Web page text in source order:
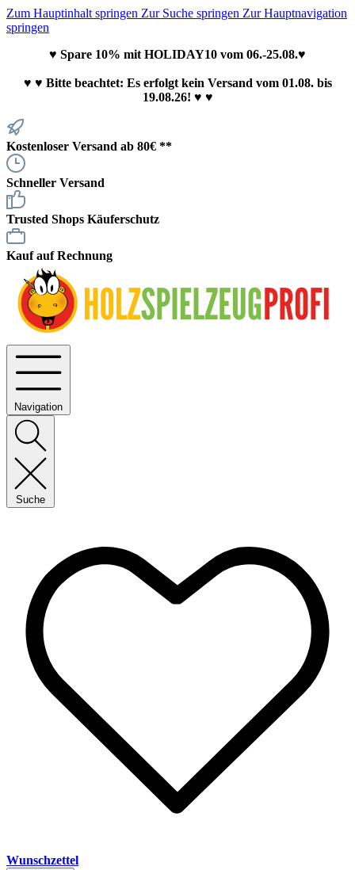
Zum Hauptinhalt springen Zur Suche springen Zur Hauptnavigation
springen
♥ Spare 10% mit HOLIDAY10 vom 06.-25.08.♥
♥ ♥ Bitte beachtet: Es erfolgt kein Versand vom 01.08. bis
19.08.26! ♥ ♥
Kostenloser Versand ab 80€ **
Schneller Versand
Trusted Shops Käuferschutz
Kauf auf Rechnung
Navigation
Suche
Wunschzettel